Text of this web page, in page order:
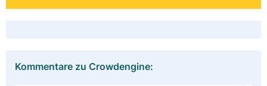
Kommentare zu Crowdengine: